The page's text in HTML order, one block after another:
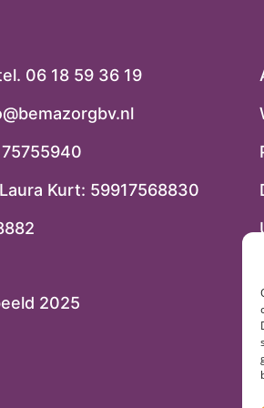
06 18 59 36 19
Kurt: 59917568830
2025